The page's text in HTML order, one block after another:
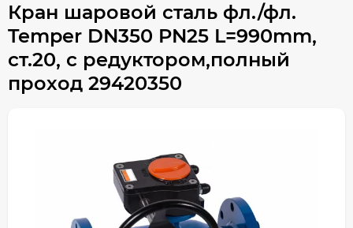
Кран шаровой сталь фл./фл.
Temper DN350 PN25 L=990mm,
ст.20, с редуктором,полный
проход 29420350